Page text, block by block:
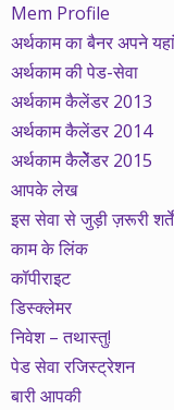
Mem Profile
अर्थकाम का बैनर अपने
अर्थकाम की पेड-सेवा
अर्थकाम कैलेंडर 2013
अर्थकाम कैलेंडर 2014
अर्थकाम कैलेेंडर 2015
आपके लेख
इस सेवा से जुड़ी ज़रूरी शर्तें
काम के लिंक
कॉपीराइट
डिस्क्लेमर
निवेश – तथास्तु!
पेड सेवा रजिस्ट्रेशन
बारी आपकी